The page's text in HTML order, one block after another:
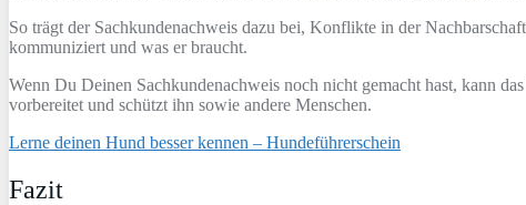
So trägt der Sachkundenachweis dazu bei, Konflikte in der
kommuniziert und was er braucht.
Wenn Du Deinen Sachkundenachweis noch nicht gemacht hast, kann
vorbereitet und schützt ihn sowie andere Menschen.
Lerne deinen Hund besser kennen – Hundeführerschein
Fazit